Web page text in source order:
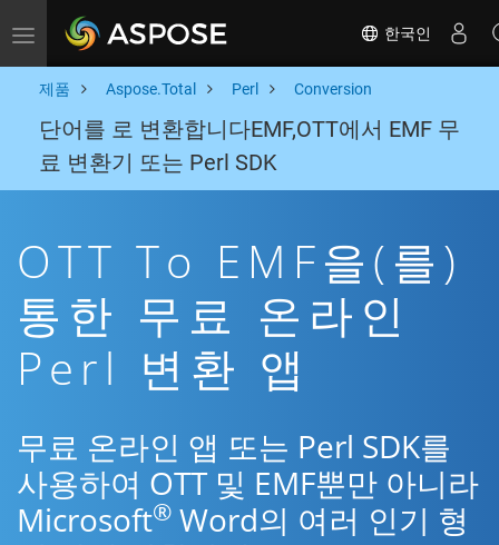
Toggle navigation 한국인
제품 Aspose.Total Perl Conversion
단어를 로 변환합니다EMF,OTT에서 EMF 무
료 변환기 또는 Perl SDK
OTT To EMF을(를)
통한 무료 온라인
Perl 변환 앱
무료 온라인 앱 또는 Perl SDK를
사용하여 OTT 및 EMF뿐만 아니라
Microsoft® Word의 여러 인기 형